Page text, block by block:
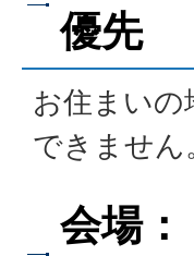
優先
お住まいの
できません
会場